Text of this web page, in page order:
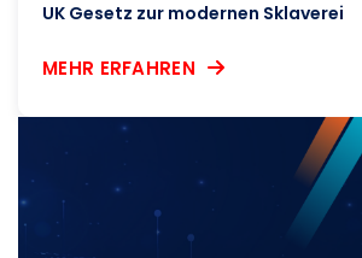
UK Gesetz zur modernen Sklaverei
MEHR ERFAHREN